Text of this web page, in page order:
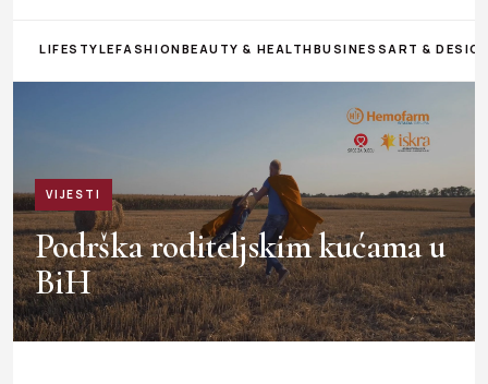
LIFESTYLEFASHIONBEAUTY & HEALTHBUSINESS ART &
VIJESTI
Podrška roditeljskim kućama u
BiH